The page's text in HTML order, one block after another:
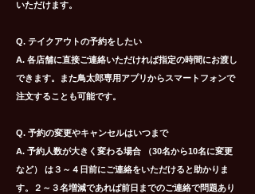
いただけます。
Q. テイクアウトの予約をしたい
A. 各店舗に直接ご連絡いただければ指定の時間にお渡し
できます。また鳥太郎専用アプリからスマートフォンで
注文することも可能です。
Q. 予約の変更やキャンセルはいつまで
A. 予約人数が大きく変わる場合 （30名から10名に変更
など） は３～４日前にご連絡をいただけると助かりま
す。２～３名増減であれば前日までのご連絡で問題あり